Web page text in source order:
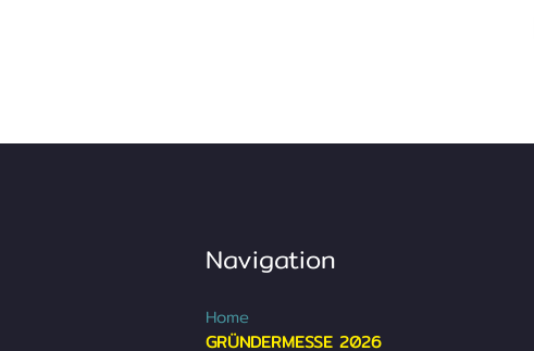
Navigation
Home
GRÜNDERMESSE 2026